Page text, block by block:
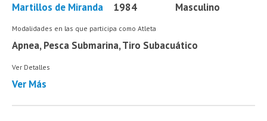
Martillos de Miranda 1984 Masculino
Modalidades en las que participa como Atleta
Apnea, Pesca Submarina, Tiro Subacuático
Ver Detalles
Ver Más